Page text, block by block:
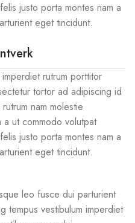
justo porta montes nam a
eget tincidunt.
rutrum porttitor
tortor ad adipiscing id
nam molestie
ut commodo volutpat
justo porta montes nam a
eget tincidunt.
leo fusce dui parturient
tempus vestibulum imperdiet